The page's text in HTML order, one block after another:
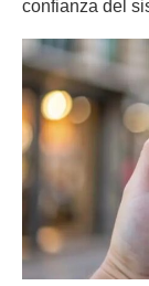
confianza del